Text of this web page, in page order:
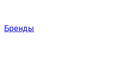
Бренды